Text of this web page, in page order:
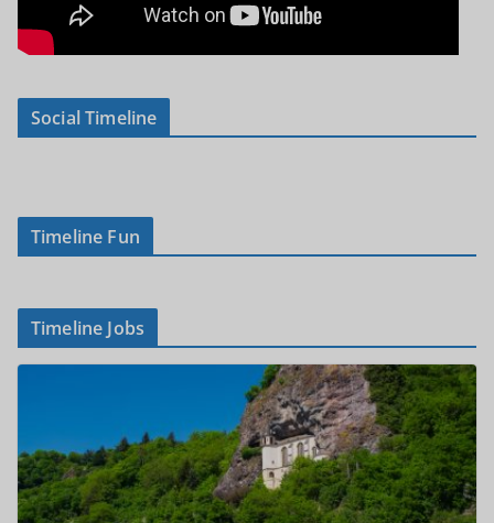
Social Timeline
Timeline Fun
Timeline Jobs